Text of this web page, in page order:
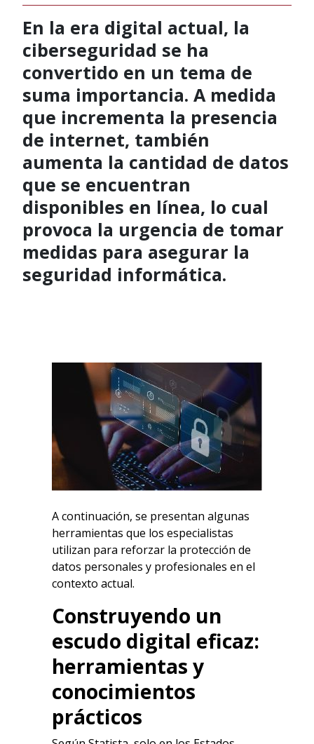
En la era digital actual, la
ciberseguridad se ha
convertido en un tema de
suma importancia. A medida
que incrementa la presencia
de internet, también
aumenta la cantidad de datos
que se encuentran
disponibles en línea, lo cual
provoca la urgencia de tomar
medidas para asegurar la
seguridad informática.
A continuación, se presentan algunas
herramientas que los especialistas
utilizan para reforzar la protección de
datos personales y profesionales en el
contexto actual.
Construyendo un
escudo digital eficaz:
herramientas y
conocimientos
prácticos